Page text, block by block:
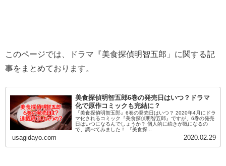
このページでは、ドラマ『美食探偵明智五郎」に関する記
事をまとめております。
美食探偵明智五郎6巻の発売日はいつ？ドラマ
化で原作コミックも完結に？
『美食探偵明智五郎』6巻の発売日はいつ？ 2020年4月にドラ
マ化されるコミック『美食探偵明智五郎』ですが、6巻の発売
日はいつになるんでしょうか？ 個人的に続きが気になるの
で、調べてみました！ 『美食探...
usagidayo.com 2020.02.29